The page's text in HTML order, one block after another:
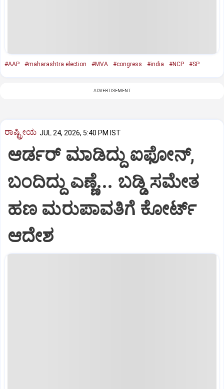
#AAP #maharashtra election #MVA #congress #india #NCP #SP
ADVERTISEMENT
ರಾಷ್ಟ್ರೀಯ JUL 24, 2026, 5:40 PM IST
ಆರ್ಡರ್ ಮಾಡಿದ್ದು ಐಫೋನ್,
ಬಂದಿದ್ದು ಎಣ್ಣೆ... ಬಡ್ಡಿ ಸಮೇತ
ಹಣ ಮರುಪಾವತಿಗೆ ಕೋರ್ಟ್
ಆದೇಶ